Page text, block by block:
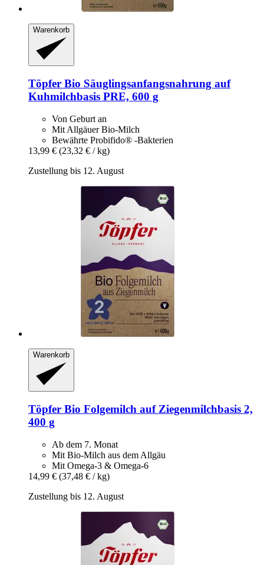
Warenkorb
Töpfer Bio Säuglingsanfangsnahrung auf
Kuhmilchbasis PRE, 600 g
Von Geburt an
Mit Allgäuer Bio-Milch
Bewährte Probifido® -Bakterien
13,99 € (23,32 € / kg)
Zustellung bis 12. August
Warenkorb
Töpfer Bio Folgemilch auf Ziegenmilchbasis 2,
400 g
Ab dem 7. Monat
Mit Bio-Milch aus dem Allgäu
Mit Omega-3 & Omega-6
14,99 € (37,48 € / kg)
Zustellung bis 12. August